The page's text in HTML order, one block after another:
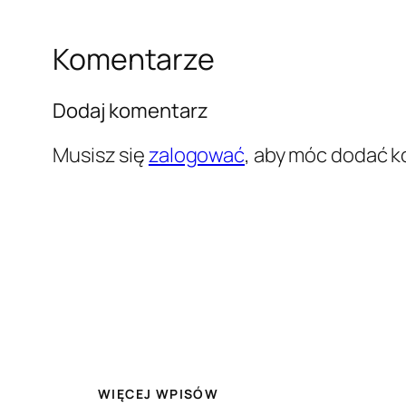
Komentarze
Dodaj komentarz
Musisz sięzalogować, aby móc dodać
WIĘCEJ WPISÓW